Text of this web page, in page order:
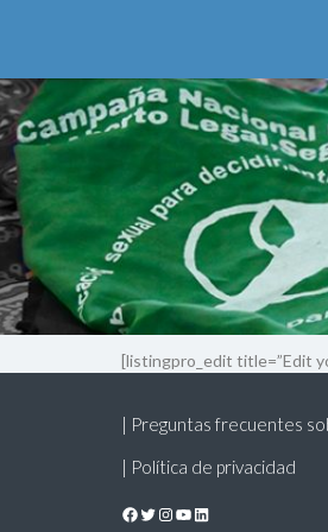
[listingpro_edit title=”Edit
| Preguntas frecuentes
| Política de privacidad
Facebook
Twitter
Instagram
YouTube
LinkedIn